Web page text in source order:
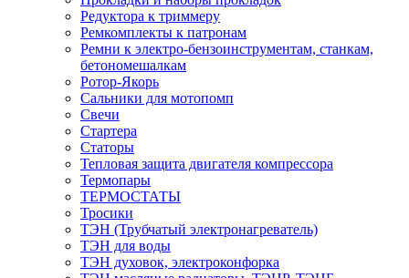
Редуктора к триммеру
Ремкомплекты к патронам
Ремни к электро-бензоинструментам, станкам,
бетономешалкам
Ротор-Якорь
Сальники для мотопомп
Свечи
Стартера
Статоры
Тепловая защита двигателя компрессора
Термопары
ТЕРМОСТАТЫ
Тросики
ТЭН (Трубчатый электронагреватель)
ТЭН для воды
ТЭН духовок, электроконфорка